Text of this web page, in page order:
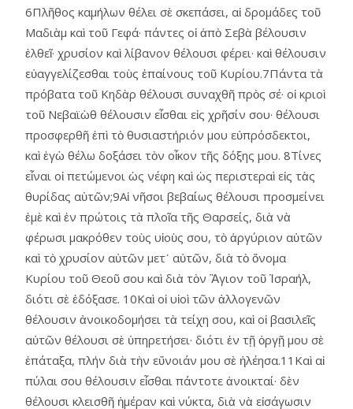
6Πλῆθος καμήλων θέλει σὲ σκεπάσει, αἱ δρομάδες τοῦ
Μαδιὰμ καὶ τοῦ Γεφά· πάντες οἱ ἀπὸ Σεβὰ βέλουσιν
ἐλθεῖ· χρυσίον καὶ λίβανον θέλουσι φέρει· καὶ θέλουσιν
εὐαγγελίζεσθαι τοὺς ἐπαίνους τοῦ Κυρίου.7Πάντα τὰ
πρόβατα τοῦ Κηδὰρ θέλουσι συναχθῆ πρὸς σέ· οἱ κριοὶ
τοῦ Νεβαϊὼθ θέλουσιν εἶσθαι εἰς χρῆσίν σου· θέλουσι
προσφερθῆ ἐπὶ τὸ θυσιαστήριόν μου εὐπρόσδεκτοι,
καὶ ἐγὼ θέλω δοξάσει τὸν οἶκον τῆς δόξης μου. 8Τίνες
εἶναι οἱ πετώμενοι ὡς νέφη καὶ ὡς περιστεραὶ εἰς τὰς
θυρίδας αὑτῶν;9Αἱ νῆσοι βεβαίως θέλουσι προσμείνει
ἐμὲ καὶ ἐν πρώτοις τὰ πλοῖα τῆς Θαρσείς, διὰ νὰ
φέρωσι μακρόθεν τοὺς υἱοὺς σου, τὸ ἀργύριον αὐτῶν
καὶ τὸ χρυσίον αὐτῶν μετ᾿ αὐτῶν, διὰ τὸ ὄνομα
Κυρίου τοῦ Θεοῦ σου καὶ διὰ τὸν Ἃγιον τοῦ Ἰσραήλ,
διότι σὲ ἐδόξασε. 10Καὶ οἱ υἱοὶ τῶν ἀλλογενῶν
θέλουσιν ἀνοικοδομήσει τὰ τείχη σου, καὶ οἱ βασιλεῖς
αὐτῶν θέλουσι σὲ ὑπηρετήσει· διότι ἐν τῇ ὀργῇ μου σὲ
ἐπάταξα, πλήν διὰ τὴν εὔνοιάν μου σὲ ἠλέησα.11Καὶ αἱ
πύλαι σου θέλουσιν εἶσθαι πάντοτε ἀνοικταί· δὲν
θέλουσι κλεισθῆ ἡμέραν καὶ νύκτα, διὰ νὰ εἰσάγωσιν